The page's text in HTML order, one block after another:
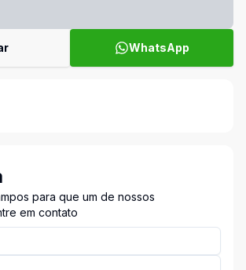
WhatsApp
para que um de nossos
em contato